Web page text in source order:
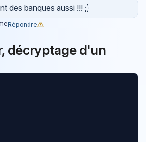
des banques aussi !!! ;)
Répondre
décryptage d'un